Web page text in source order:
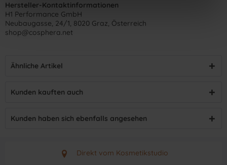
Hersteller-Kontaktinformationen
H1 Performance GmbH
Neubaugasse, 24/1, 8020 Graz, Österreich
shop@cosphera.net
Ähnliche Artikel
Kunden kauften auch
Kunden haben sich ebenfalls angesehen
Direkt vom Kosmetikstudio